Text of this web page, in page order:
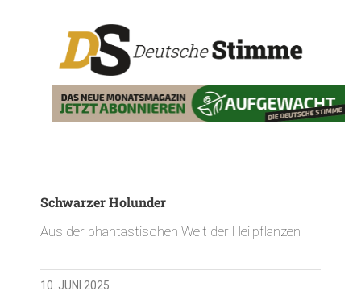
Schwarzer Holunder
Aus der phantastischen Welt der Heilpflanzen
10. JUNI 2025